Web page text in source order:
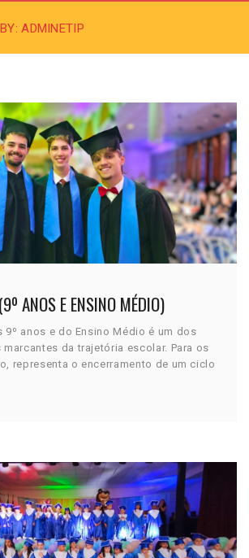
ADMINETIP
ANOS E ENSINO MÉDIO)
9º anos e do Ensino Médio é um dos
da trajetória escolar. Para os
representa o encerramento de um ciclo